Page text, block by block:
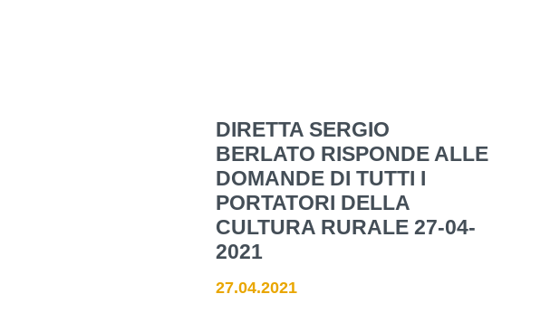
DIRETTA SERGIO
BERLATO RISPONDE ALLE
DOMANDE DI TUTTI I
PORTATORI DELLA
CULTURA RURALE 27-04-
2021
27.04.2021